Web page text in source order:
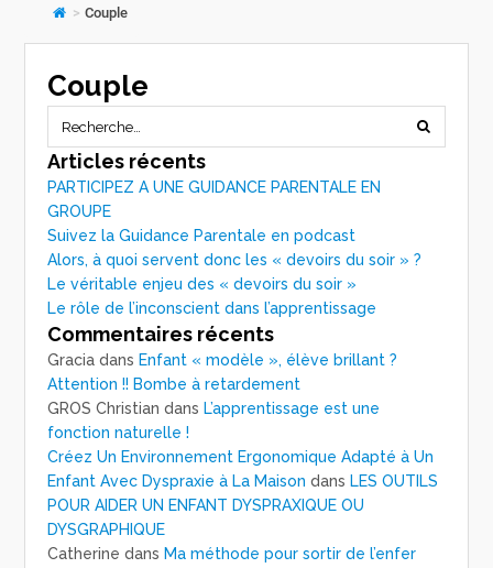
> Couple
Couple
Articles récents
PARTICIPEZ A UNE GUIDANCE PARENTALE EN
GROUPE
Suivez la Guidance Parentale en podcast
Alors, à quoi servent donc les « devoirs du soir » ?
Le véritable enjeu des « devoirs du soir »
Le rôle de l’inconscient dans l’apprentissage
Commentaires récents
Gracia dans Enfant « modèle », élève brillant ?
Attention !! Bombe à retardement
GROS Christian dans L’apprentissage est une
fonction naturelle !
Créez Un Environnement Ergonomique Adapté à Un
Enfant Avec Dyspraxie à La Maison dans LES OUTILS
POUR AIDER UN ENFANT DYSPRAXIQUE OU
DYSGRAPHIQUE
Catherine dans Ma méthode pour sortir de l’enfer